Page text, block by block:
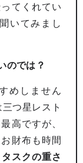
てくれてい
いてみまし
のでは？
めしません
つ星レスト
高ですが、
財布も時間
タスクの重さ